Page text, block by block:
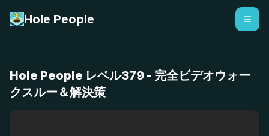
Hole People
Hole People レベル379 - 完全ビデオウォー
クスルー＆解決策